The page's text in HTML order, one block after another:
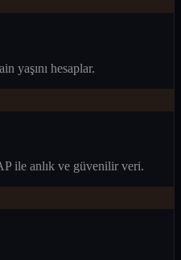
yaşını hesaplar.
ile anlık ve güvenilir veri.